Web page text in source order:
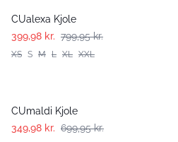
CUalexa Kjole
399,98 kr. 799,95 kr.
XS S M L XL XXL
CUmaldi Kjole
349,98 kr. 699,95 kr.